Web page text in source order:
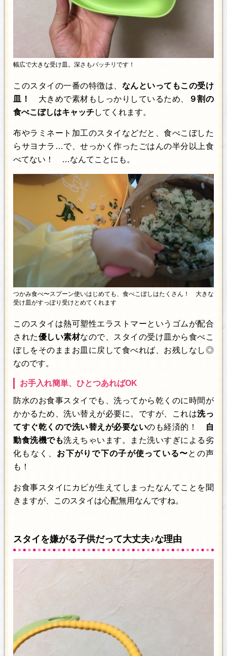
幅広で大きな受け皿。深さもバッチリです！
このスタイの一番の特徴は、 なんといってもこの受け
皿！
大きめで素材もしっかりしているため、
９割の
食べこぼしはキャッチしてくれます。
布やラミネート加工のスタイなどだと、食べこぼした
らサヨナラ…で、せっかく作ったごはんの半分以上食
べてない！ …なんてことにも。
つかみ食べ〜スプーン使いはじめても、食べこぼしはたくさん！ 大きな
受け皿がすっぽり受けとめてくれます
このスタイは熱可塑性エラストマーというゴムが配合
された優しい素材なので、スタイの受け皿から食べこ
ぼしをそのままお皿に戻して食べれば、お残しなし◎
なのです。
お手入れ簡単、ひとつあればOK
防水のお食事スタイでも、洗ってから乾くのに時間が
かかるため、洗い替えが必要に。ですが、これは洗っ
てすぐ乾くので洗い替えが必要ないのも経済的！
自
動食洗機でも洗えちゃいます。また洗いすぎによる劣
化もなく、 お下がりで下の子が使っている〜との声
も！
お食事スタイにカビが生えてしまったなんてことを聞
きますが、このスタイは心配無用なんですね。
スタイを嫌がる子供だって大丈夫♪な理由